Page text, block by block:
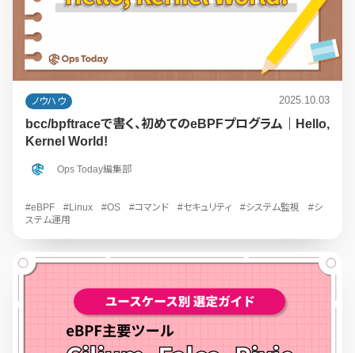
ノウハウ 2025.10.03
bcc/bpftraceで書く、初めてのeBPFプログラム｜Hello,
Kernel World!
Ops Today編集部
#eBPF #Linux #OS #コマンド #セキュリティ #システム監視
#シ
ステム運用